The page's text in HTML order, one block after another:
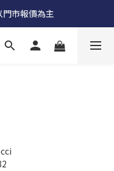
起全系列產品調漲 3%
市報價為主
起全系列產品調漲 3%